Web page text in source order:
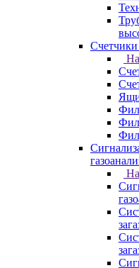
Счетчики